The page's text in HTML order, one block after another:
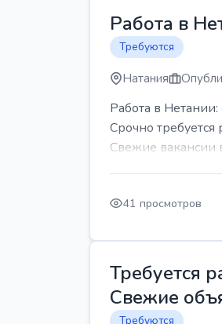
Работа в
Требуются
Натания
Работа в
Срочно
Свежие вакансии
41 просмотров
Требуется
Свежие
Требуются